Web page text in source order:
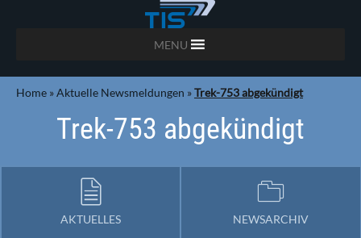
MENU
Home »Aktuelle Newsmeldungen »Trek-753 abgekündigt
Trek-753 abgekündigt
AKTUELLES NEWSARCHIV